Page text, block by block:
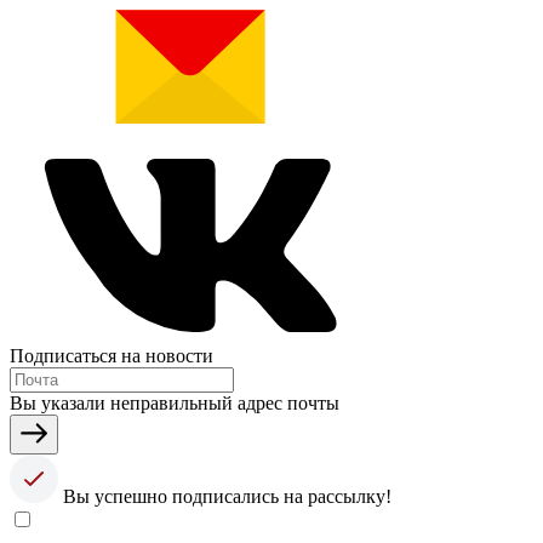
Подписаться на новости
Вы указали неправильный адрес почты
Вы успешно подписались на рассылку!